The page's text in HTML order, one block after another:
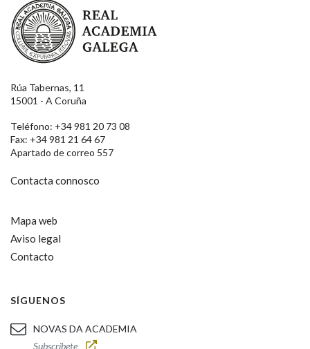
Rúa Tabernas, 11
15001 - A Coruña
Teléfono: +34 981 20 73 08
Fax: +34 981 21 64 67
Apartado de correo 557
Contacta connosco
Mapa web
Aviso legal
Contacto
SÍGUENOS
NOVAS DA ACADEMIA
Subscríbete